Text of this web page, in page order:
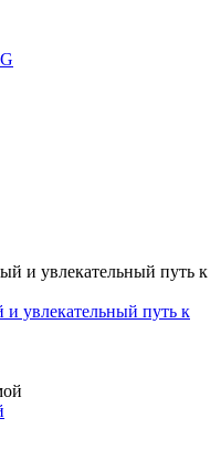
увлекательный путь к